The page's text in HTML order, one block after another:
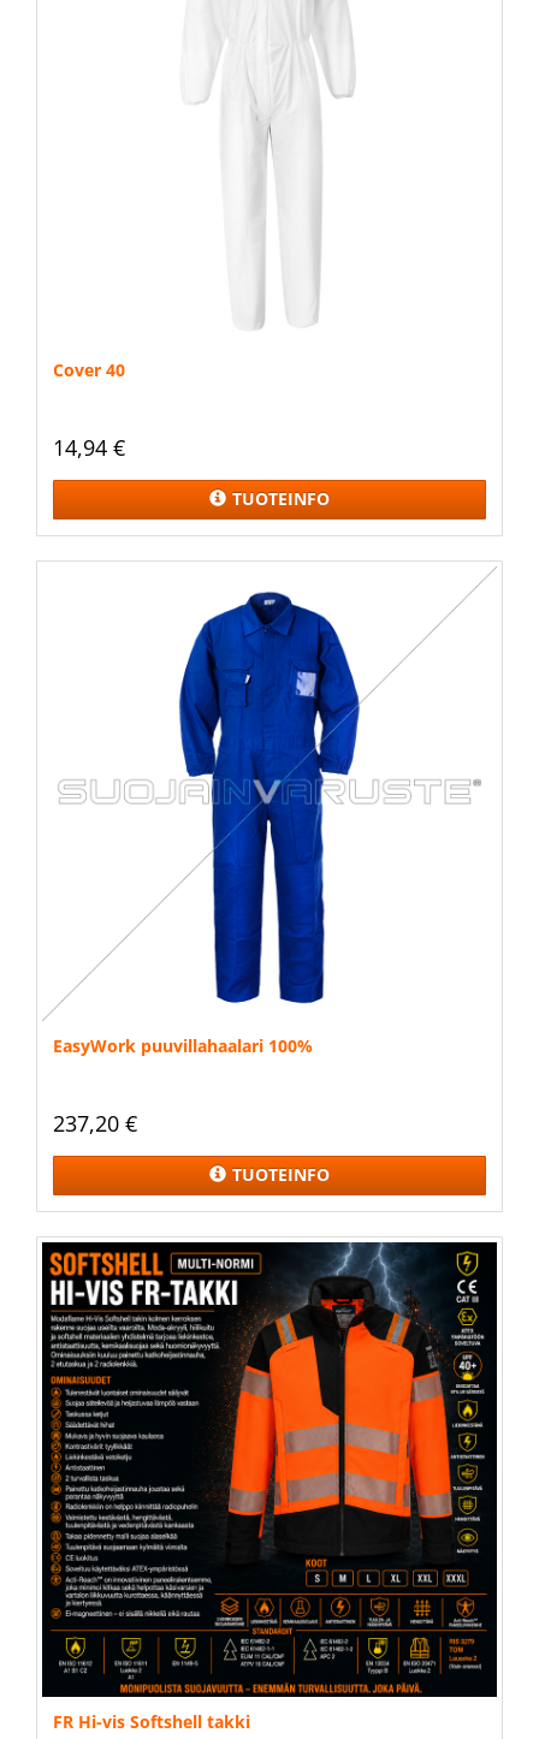
Cover 40
14,94 €
TUOTEINFO
EasyWork puuvillahaalari 100%
237,20 €
TUOTEINFO
FR Hi-vis Softshell takki